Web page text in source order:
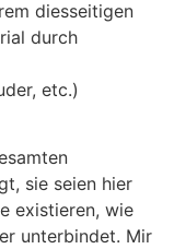
diesseitigen
durch
etc.)
sie seien hier
existieren, wie
unterbindet. Mir